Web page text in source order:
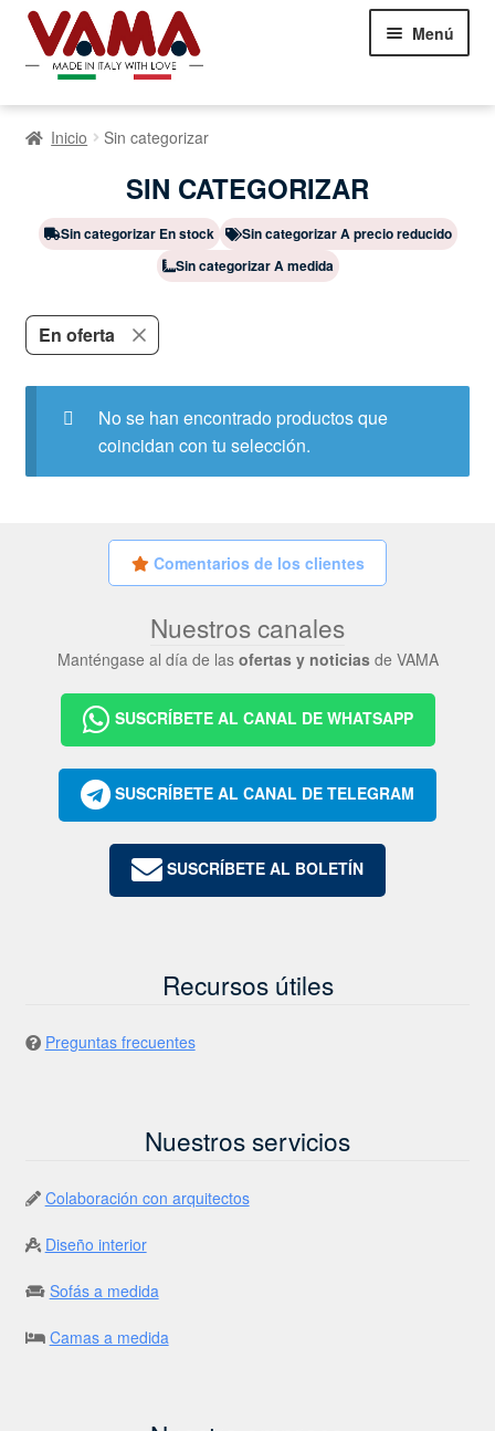
Saltar
navegación
Ir
al
contenido
Menú
Sofás Chesterfield
infantil
Camas
el
Sillones
Showroom Milán
Comentarios de los clientes
Contáctanos
Inicio Sin categorizar
SIN CATEGORIZAR
Sin categorizar En stock
Sin categorizar A precio reducido
Sin categorizar A medida
En oferta
No se han encontrado productos que
coincidan con tu selección.
Comentarios de los clientes
Nuestros canales
Manténgase al día de las ofertas y noticiasde VAMA
SUSCRÍBETE AL CANAL DE WHATSAPP
SUSCRÍBETE AL CANAL DE TELEGRAM
SUSCRÍBETE AL BOLETÍN
Recursos útiles
Preguntas frecuentes
Nuestros servicios
Colaboración con arquitectos
Diseño interior
Sofás a medida
Camas a medida